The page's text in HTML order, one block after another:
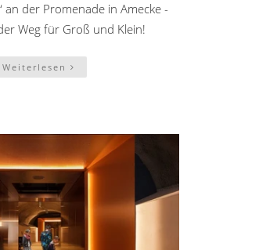
an der Promenade in Amecke -
Weg für Groß und Klein!
Weiterlesen